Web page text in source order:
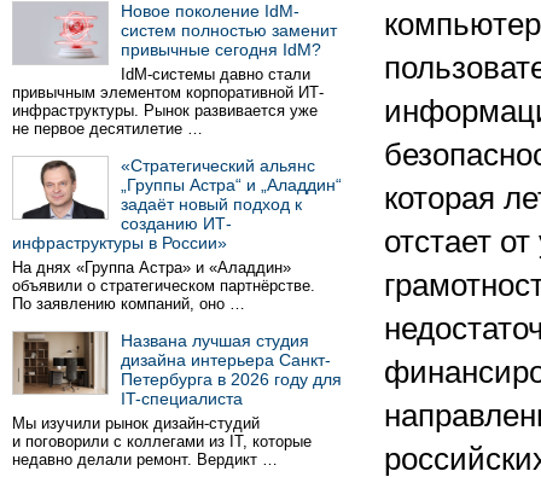
Новое поколение IdM-
систем полностью заменит
привычные сегодня IdM?
IdM-системы давно стали
привычным элементом корпоративной ИТ-
инфраструктуры. Рынок развивается уже
не первое десятилетие …
«Стратегический альянс
„Группы Астра“ и „Аладдин“
задаёт новый подход к
созданию ИТ-
инфраструктуры в России»
На днях «Группа Астра» и «Аладдин»
объявили о стратегическом партнёрстве.
По заявлению компаний, оно …
Названа лучшая студия
дизайна интерьера Санкт-
Петербурга в 2026 году для
IT-специалиста
Мы изучили рынок дизайн-студий
и поговорили с коллегами из IT, которые
недавно делали ремонт. Вердикт …
которая
отстает